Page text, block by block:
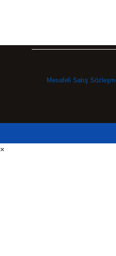
Mesafeli Satış
×